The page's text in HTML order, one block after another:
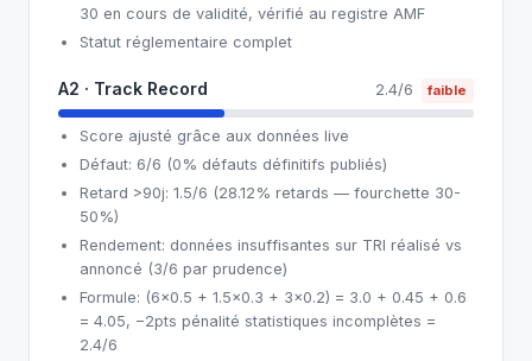
30 en cours de validité, vérifié au registre AMF
Statut réglementaire complet
A2 · Track Record 2.4/6 faible
Score ajusté grâce aux données live
Défaut: 6/6 (0% défauts définitifs publiés)
Retard >90j: 1.5/6 (28.12% retards — fourchette 30-
50%)
Rendement: données insuffisantes sur TRI réalisé vs
annoncé (3/6 par prudence)
Formule: (6×0.5 + 1.5×0.3 + 3×0.2) = 3.0 + 0.45 + 0.6
= 4.05, −2pts pénalité statistiques incomplètes =
2.4/6